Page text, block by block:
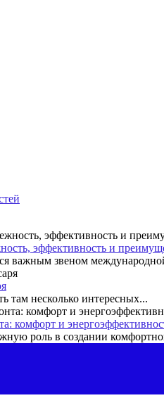
эффективность и
важным звеном
несколько интересных...
комфорт и
роль в создании